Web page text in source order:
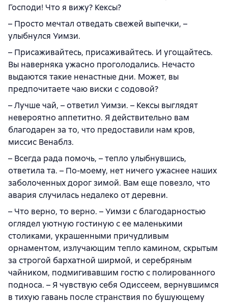
Господи! Что я вижу? Кексы?
– Просто мечтал отведать свежей выпечки, –
улыбнулся Уимзи.
– Присаживайтесь, присаживайтесь. И угощайтесь.
Вы наверняка ужасно проголодались. Нечасто
выдаются такие ненастные дни. Может, вы
предпочитаете чаю виски с содовой?
– Лучше чай, – ответил Уимзи. – Кексы выглядят
невероятно аппетитно. Я действительно вам
благодарен за то, что предоставили нам кров,
миссис Венаблз.
– Всегда рада помочь, – тепло улыбнувшись,
ответила та. – По-моему, нет ничего ужаснее наших
заболоченных дорог зимой. Вам еще повезло, что
авария случилась недалеко от деревни.
– Что верно, то верно. – Уимзи с благодарностью
оглядел уютную гостиную с ее маленькими
столиками, украшенными причудливым
орнаментом, излучающим тепло камином, скрытым
за строгой бархатной ширмой, и серебряным
чайником, подмигивавшим гостю с полированного
подноса. – Я чувствую себя Одиссеем, вернувшимся
в тихую гавань после странствия по бушующему